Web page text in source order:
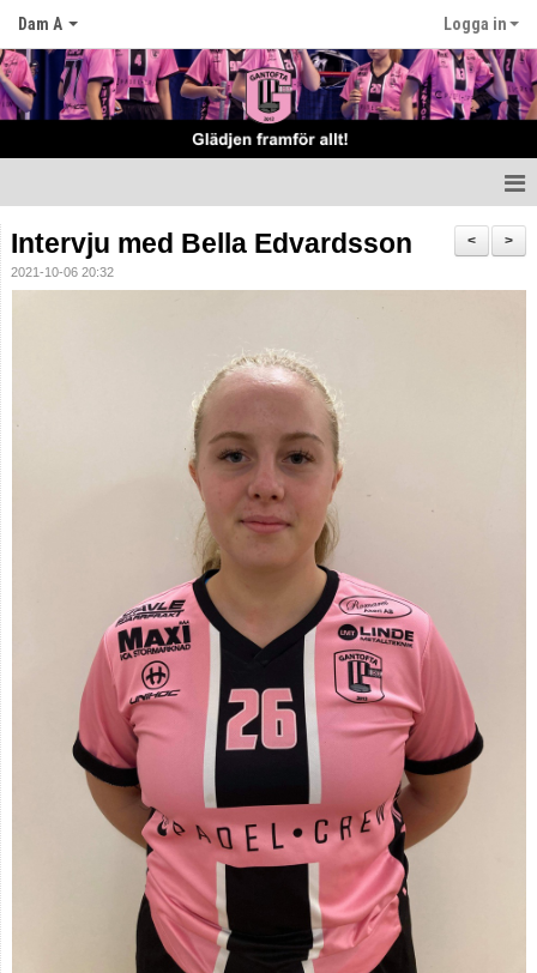
Dam A Logga in
Nyheter
Tabell
>
<
Intervju med Bella Edvardsson
2021-10-06 20:32